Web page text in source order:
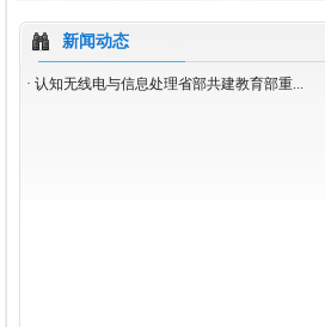
新闻动态
· 认知无线电与信息处理省部共建教育部重...